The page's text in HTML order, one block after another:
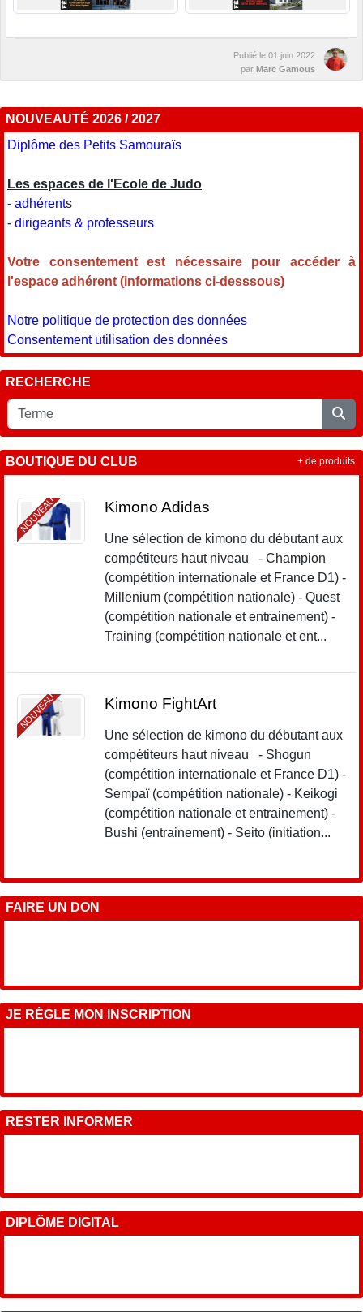
Publié le 01 juin 2022
par Marc Gamous
NOUVEAUTÉ 2026 / 2027
Diplôme des Petits Samouraïs
Les espaces de l'Ecole de Judo
- adhérents
- dirigeants & professeurs
Votre consentement est nécessaire pour accéder à
l'espace adhérent (informations ci-desssous)
Notre politique de protection des données
Consentement utilisation des données
RECHERCHE
BOUTIQUE DU CLUB
NOUVEAU Kimono Adidas
Une sélection de kimono du débutant aux
compétiteurs haut niveau - Champion
(compétition internationale et France D1) -
Millenium (compétition nationale) - Quest
(compétition nationale et entrainement) -
Training (compétition nationale et ent...
NOUVEAU Kimono FightArt
Une sélection de kimono du débutant aux
compétiteurs haut niveau - Shogun
(compétition internationale et France D1) -
Sempaï (compétition nationale) - Keikogi
(compétition nationale et entrainement) -
Bushi (entrainement) - Seito (initiation...
+ de produits
FAIRE UN DON
JE RÈGLE MON INSCRIPTION
RESTER INFORMER
DIPLÔME DIGITAL